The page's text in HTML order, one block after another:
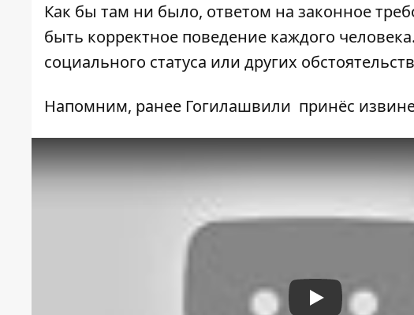
Как бы там ни было, ответом на законное
быть корректное поведение каждого
социального статуса или других
Напомним, ранее Гогилашвили принёс
Play